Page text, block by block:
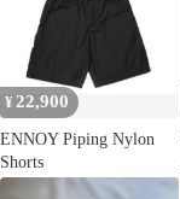
¥ 22,900
ENNOY Piping Nylon
Shorts